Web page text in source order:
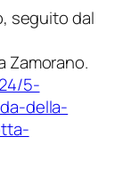
seguito dal
Zamorano.
24/5-
della-